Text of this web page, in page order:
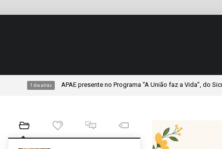
APAE presente no Programa “A União faz a Vida”, do Sicredi